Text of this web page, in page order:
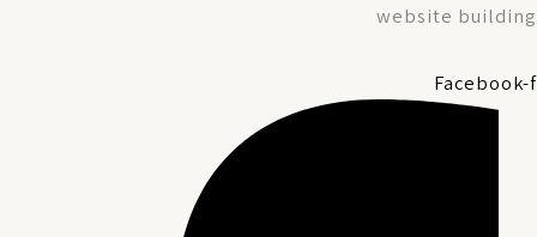
website building
Facebook-f